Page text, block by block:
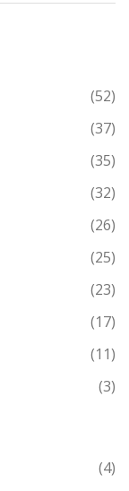
(52)
(37)
(35)
(32)
(26)
(25)
(23)
(17)
(11)
(3)
(4)